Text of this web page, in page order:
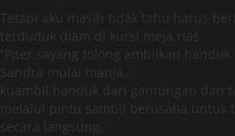
Tetapi aku masih tidak tahu harus
terduduk diam di kursi meja rias.
“Piter sayang tolong ambilkan
Sandra mulai manja.
kuambil handuk dari gantungan dan
melalui pintu sambil berusaha untuk
secara langsung.